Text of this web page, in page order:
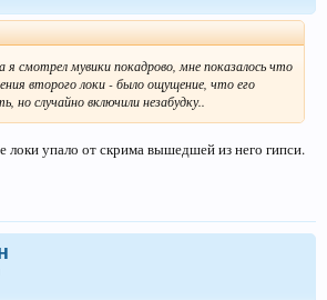
я смотрел мувики покадрово, мне показалось что
второго локи - было ощущение, что его
но случайно включили незабудку..
локи упало от скрима вышедшей из него гипси.